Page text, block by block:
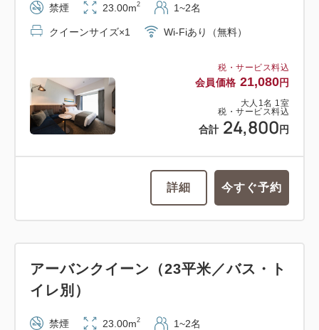
税・サービス料込
会員価格 21,080円
大人 1 名 1 室
税・サービス料込
合計 24,800 円
禁煙 23.00m2 1~2名
クイーンサイズ×1 Wi-Fiあり（無料）
詳細 今すぐ予約
アーバンクイーン（23平米／バス・ト
イレ別）
禁煙 23.00m2 1~2名